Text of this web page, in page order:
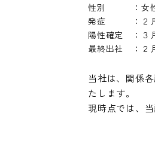
性別
： 女
発症
： ２
陽性確定
： ３
最終出社
： ２
当社は、関係
たします。
現時点では、